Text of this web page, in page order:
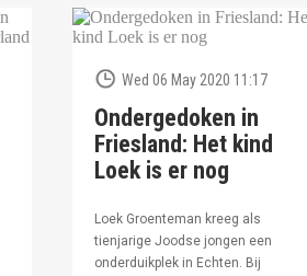
Wed 06 May 2020 11:17
Ondergedoken in
Friesland: Het kind
Loek is er nog
Loek Groenteman kreeg als
tienjarige Joodse jongen een
onderduikplek in Echten. Bij